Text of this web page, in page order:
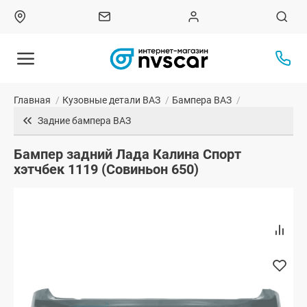
Главная / Кузовные детали ВАЗ / Бампера ВАЗ /
Задние бампера ВАЗ
Бампер задний Лада Калина Спорт
хэтчбек 1119 (Совиньон 650)